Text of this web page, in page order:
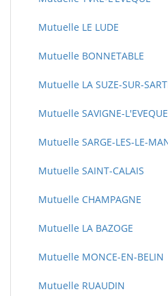
Mutuelle LE LUDE
Mutuelle BONNETABLE
Mutuelle LA SUZE-SUR-
Mutuelle SAVIGNE-L'EVEQUE
Mutuelle SARGE-LES-LE-
Mutuelle SAINT-CALAIS
Mutuelle CHAMPAGNE
Mutuelle LA BAZOGE
Mutuelle MONCE-EN-BELIN
Mutuelle RUAUDIN